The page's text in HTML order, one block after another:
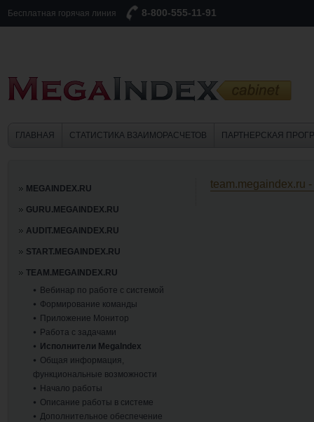
Бесплатная горячая линия 8-800-555-11-91
ГЛАВНАЯ СТАТИСТИКА ВЗАИМОРАСЧЕТОВ ПАРТНЕРСКАЯ
MEGAINDEX.RU
GURU.MEGAINDEX.RU
AUDIT.MEGAINDEX.RU
START.MEGAINDEX.RU
TEAM.MEGAINDEX.RU
Вебинар по работе с системой
Формирование команды
Приложение Монитор
Работа с задачами
Исполнители MegaIndex
Общая информация,
функциональные возможности
Начало работы
Описание работы в системе
Дополнительное обеспечение
team.megaindex.ru